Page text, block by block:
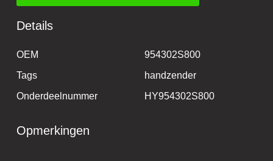
Details
OEM
954302S800
Tags
handzender
Onderdeelnummer
HY954302S800
Opmerkingen